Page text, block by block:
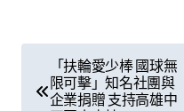
章
「扶輪愛少棒 國球無
限可擊」知名社團與
企業捐贈 支持高雄中